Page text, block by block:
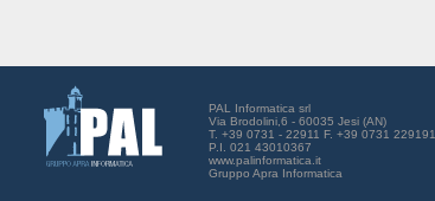
PAL Informatica srl
Via Brodolini,6 - 60035 Jesi (AN)
T. +39 0731 - 22911 F. +39 0731 229191
P.I. 021 43010367
www.palinformatica.it
Gruppo Apra Informatica